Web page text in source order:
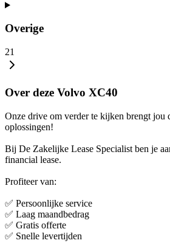
Overige
21
Over deze Volvo XC40
Onze drive om verder te kijken brengt jou
oplossingen!
Bij De Zakelijke Lease Specialist ben je
financial lease.
Profiteer van:
✅ Persoonlijke service
✅ Laag maandbedrag
✅ Gratis offerte
✅ Snelle levertijden